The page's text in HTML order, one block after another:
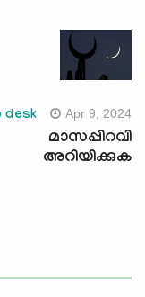
desk Apr 9, 2024
മാസപ്പിറവി
അറിയിക്കുക